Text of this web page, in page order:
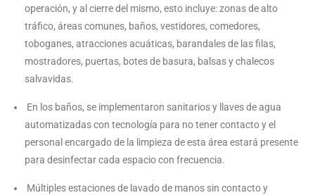
operación, y al cierre del mismo, esto incluye: zonas de alto
tráfico, áreas comunes, baños, vestidores, comedores,
toboganes, atracciones acuáticas, barandales de las filas,
mostradores, puertas, botes de basura, balsas y chalecos
salvavidas.
En los baños, se implementaron sanitarios y llaves de agua
automatizadas con tecnología para no tener contacto y el
personal encargado de la limpieza de esta área estará presente
para desinfectar cada espacio con frecuencia.
Múltiples estaciones de lavado de manos sin contacto y